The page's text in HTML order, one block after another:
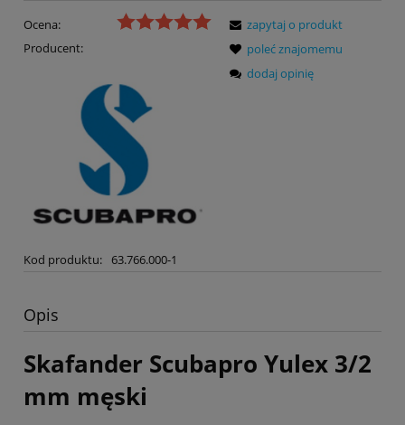
Ocena:
Producent:
Kod produktu: 63.766.000-1
zapytaj o produkt
poleć znajomemu
dodaj opinię
Opis
Skafander Scubapro Yulex 3/2
mm męski